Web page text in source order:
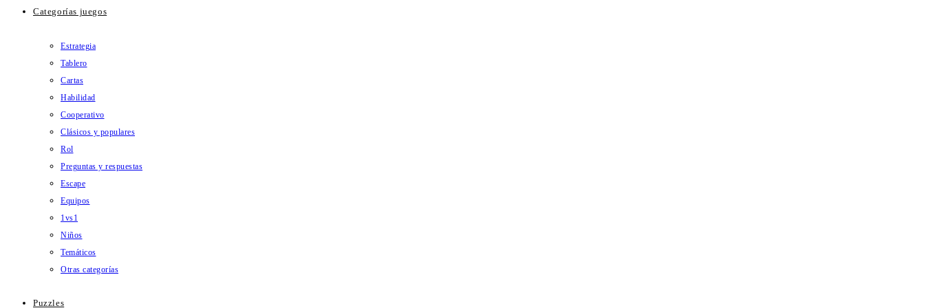
Categorías juegos
Estrategia
Tablero
Cartas
Habilidad
Cooperativo
Clásicos y populares
Rol
Preguntas y respuestas
Escape
Equipos
1vs1
Niños
Temáticos
Otras categorías
Puzzles